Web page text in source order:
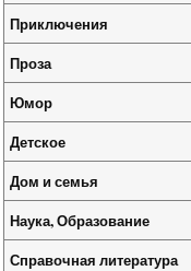
Приключения
Проза
Юмор
Детское
Дом и семья
Наука, Образование
Справочная литература